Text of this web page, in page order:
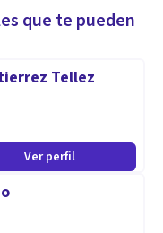
de cada individuo.
padecen acoso
colectivo
terapia de
que te pueden
Tellez
Ver perfil